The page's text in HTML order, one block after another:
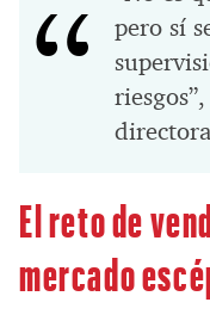
pero sí
El reto de
mercado